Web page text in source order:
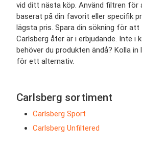
vid ditt nästa köp. Använd filtren för
baserat på din favorit eller specifik
lägsta pris. Spara din sökning för
Carlsberg åter är i erbjudande. Inte i
behöver du produkten ändå? Kolla in
för ett alternativ.
Carlsberg sortiment
Carlsberg Sport
Carlsberg Unfiltered